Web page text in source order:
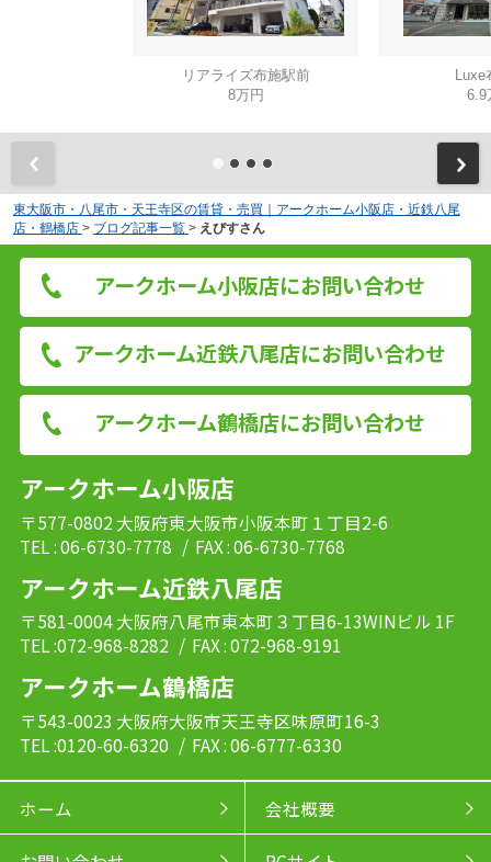
リアライズ布施駅前
8万円
6.9
東大阪市・八尾市・天王寺区の賃貸・売買｜アークホーム小阪店・近鉄八尾
店・鶴橋店 > ブログ記事一覧 > えびすさん
アークホーム小阪店にお問い合わせ
アークホーム近鉄八尾店にお問い合わせ
アークホーム鶴橋店にお問い合わせ
アークホーム小阪店
〒577-0802 大阪府東大阪市小阪本町１丁目2-6
TEL : 06-6730-7778 / FAX : 06-6730-7768
アークホーム近鉄八尾店
〒581-0004 大阪府八尾市東本町３丁目6-13WINビル 1F
TEL :072-968-8282 / FAX : 072-968-9191
アークホーム鶴橋店
〒543-0023 大阪府大阪市天王寺区味原町16-3
TEL :0120-60-6320 / FAX : 06-6777-6330
ホーム 会社概要